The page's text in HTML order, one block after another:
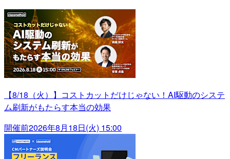
【8/18（火）】コストカットだけじゃない！AI駆動のシステ
ム刷新がもたらす本当の効果
開催前2026年8月18日(火) 15:00